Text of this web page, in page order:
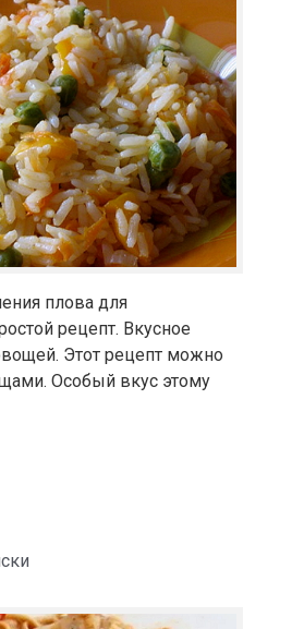
плова для
рецепт. Вкусное
Этот рецепт можно
Особый вкус этому